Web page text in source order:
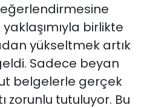
birlikte
yükseltmek artık
Sadece beyan
belgelerle gerçek
zorunlu tutuluyor. Bu